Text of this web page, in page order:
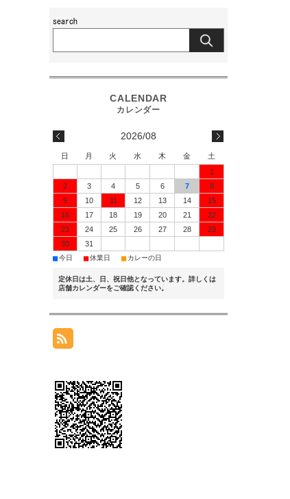
2026/08
日 月 火 水 木 金
土
1
2
3 4 5 6 7
8
9
10 11 12 13 14
15
16
17 18 19 20 21
22
23
24 25 26 27 28
29
30
31
■今日 ■休業日 ■ カレーの日
定休日は土、日、祝日他となっています。詳しくは
店舗カレンダーをご確認ください。